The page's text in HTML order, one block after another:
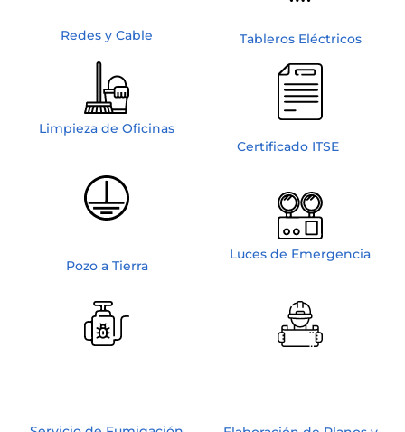
Redes y Cable Tableros Eléctricos
Limpieza de Oficinas
Certificado ITSE
Pozo a Tierra
Luces de Emergencia